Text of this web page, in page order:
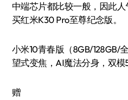
中端芯片都比较一般，因此
买红米K30 Pro至尊纪念版。
小米10青春版（8GB/128GB/
望式变焦，AI魔法分身，双模
赠